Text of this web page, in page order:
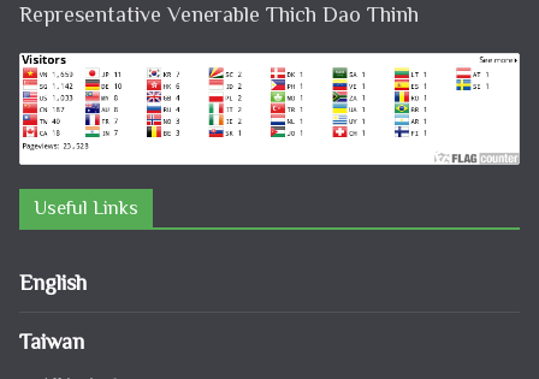
Representative Venerable Thich Dao Thinh
Useful Links
English
Taiwan